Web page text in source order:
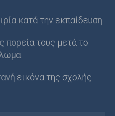
κατά την εκπαίδευση
πορεία τους μετά το
εικόνα της σχολής